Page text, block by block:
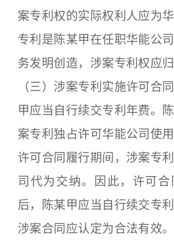
案专利权的实际权利人应为
专利是陈某甲在任职华能公
务发明创造，涉案专利权应归
（三）涉案专利实施许可合
甲应当自行续交专利年费。
案专利独占许可华能公司使
许可合同履行期间，涉案专
司代为交纳。因此，许可
后，陈某甲应当自行续交专利
涉案合同应认定为合法有效